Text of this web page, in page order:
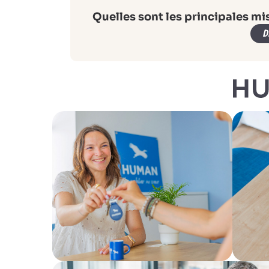
Quelles sont les principales